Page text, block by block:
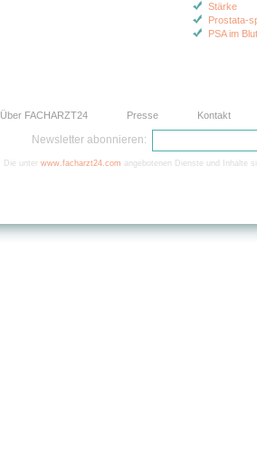
Stärke
Prostata-
PSA im Blut
Über FACHARZT24 Presse Kontakt
Newsletter abonnieren:
Die unter www.facharzt24.com angebotenen Dienste und Inhalte